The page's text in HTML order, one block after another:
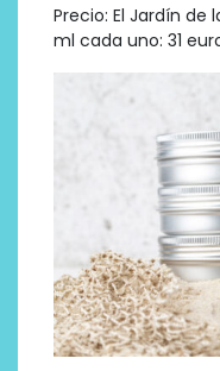
Precio: El Jardín de
ml cada uno: 31